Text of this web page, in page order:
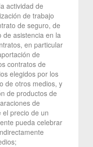
actividad de
de trabajo
de seguro, de
de asistencia en la
en particular
de
contratos de
elegidos por los
de otros medios, y
de productos de
de
precio de un
pueda celebrar